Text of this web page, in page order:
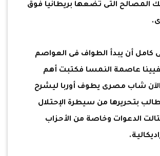
المصالح التى تضعها بريطانيا فوق
أن يبدأ الطواف فى العواصم
بفيينا عاصمة النمسا فكتبت أهم
شاب مصرى يطوف أوربا ليشرح
بتحريرها من سيطرة الإحتلال
الدعوات وخاصة من الأحزاب